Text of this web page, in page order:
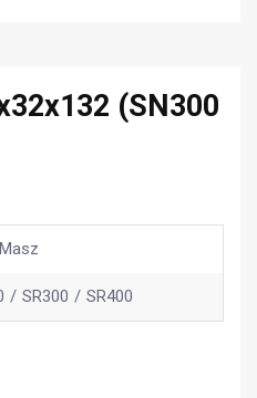
(SN300
SR300 SR400